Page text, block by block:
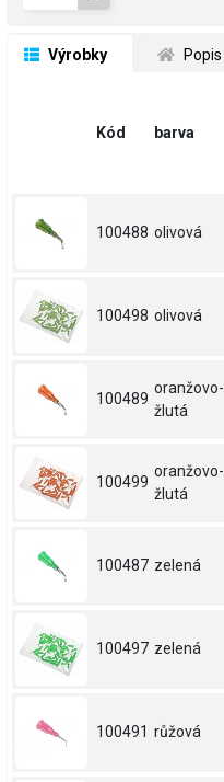
Výrobky Popis
Kód barva
100488 olivová
100498 olivová
100489
oranžovo-
žlutá
100499
oranžovo-
žlutá
100487 zelená
100497 zelená
100491 růžová